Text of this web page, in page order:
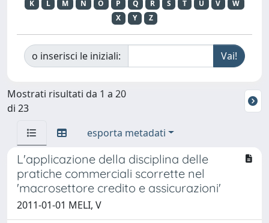
K
L M N O P Q R S T U V
W
X
Y Z
o inserisci le iniziali:
Mostrati risultati da 1 a 20
di 23
esporta metadati
L'applicazione della disciplina delle
pratiche commerciali scorrette nel
'macrosettore credito e assicurazioni'
2011-01-01 MELI, V